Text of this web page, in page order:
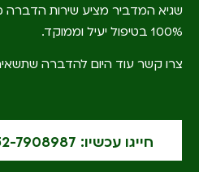
שגיא המדביר מציע שירות
100% בטיפול יעיל וממוקד.
צרו קשר עוד היום להדברה
חייגו עכשיו: 052-7908987